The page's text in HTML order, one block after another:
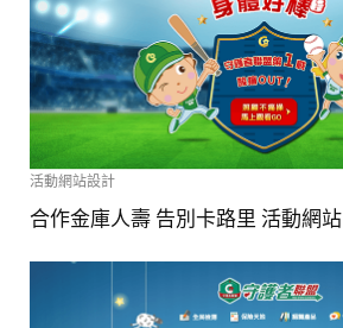
活動網站設計
合作金庫人壽 告別卡路里 活動網站